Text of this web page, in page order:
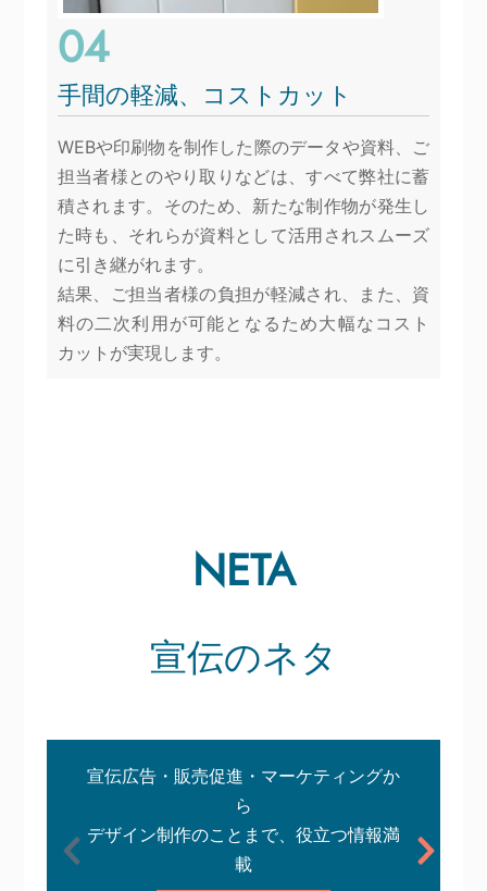
04
手間の軽減、コストカット
WEBや印刷物を制作した際のデータや資料、ご
担当者様とのやり取りなどは、すべて弊社に蓄
積されます。そのため、新たな制作物が発生し
た時も、それらが資料として活用されスムーズ
に引き継がれます。
結果、ご担当者様の負担が軽減され、また、資
料の二次利用が可能となるため大幅なコスト
カットが実現します。
NETA
宣伝のネタ
宣伝広告・販売促進・マーケティングか
ら
デザイン制作のことまで、役立つ情報満
載